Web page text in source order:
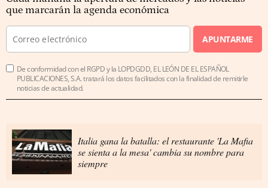
que marcarán la agenda económica
APUNTARME
De conformidad con el RGPD y la LOPDGDD, EL LEÓN DE EL ESPAÑOL
PUBLICACIONES, S.A. tratará los datos facilitados con la finalidad de remitirle
noticias de actualidad.
Italia gana la batalla: el restaurante 'La Mafia
se sienta a la mesa' cambia su nombre para
siempre